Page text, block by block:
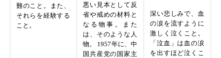
難のこと。また、
それらを経験する
こと。
悪い見本として反
省や戒めの材料と
なる物事。また
は、そのような人
物。 1957年に、中
国共産党の国家主
深い悲しみで、血
の涙を流すように
激しく泣くこと。
「泣血」は血の涙
を出すほど泣くこ